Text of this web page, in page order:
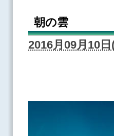
朝の雲
2016月09月10日